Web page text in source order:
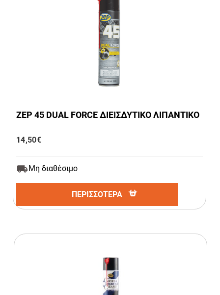
ZEP 45 DUAL FORCE ΔΙΕΙΣΔΥΤΙΚΟ ΛΙΠΑΝΤΙΚΟ
14,50€
Μη διαθέσιμο
ΠΕΡΙΣΣΟΤΕΡΑ